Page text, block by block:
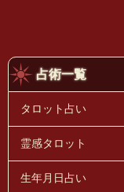
占術一覧
タロット占い
霊感タロット
生年月日占い